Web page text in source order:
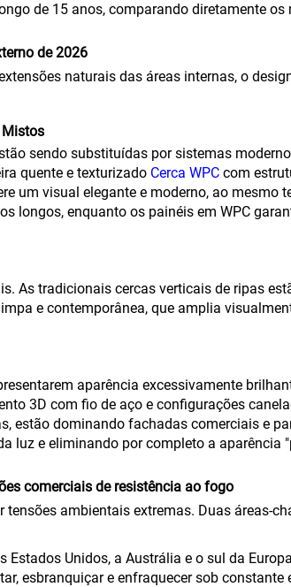
de 15 anos, comparando diretamente
de 2026
naturais das áreas internas, o
Mistos
sendo substituídas por sistemas
quente e texturizado Cerca WPC com
um visual elegante e moderno, ao mesmo
longos, enquanto os painéis em WPC
As tradicionais cercas verticais de ripas
e contemporânea, que amplia
aparência excessivamente
3D com fio de aço e configurações
estão dominando fachadas comerciais e
luz e eliminando por completo a aparência
comerciais de resistência ao fogo
ambientais extremas. Duas áreas-
Unidos, a Austrália e o sul da
esbranquiçar e enfraquecer sob constante